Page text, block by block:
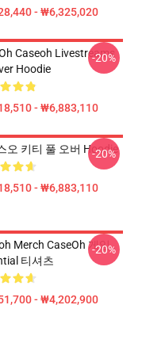
- ₩6,325,020
Caseoh Livestreams
Hoodie
- ₩6,883,110
-20%
오 키티 풀 오버 Hoodie
- ₩6,883,110
-20%
Merch CaseOh 게임
티셔츠
- ₩4,202,900
-20%